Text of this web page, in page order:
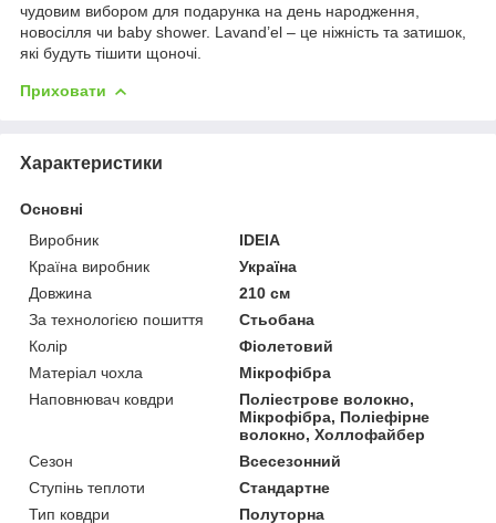
чудовим вибором для подарунка на день народження,
новосілля чи baby shower. Lavand’el – це ніжність та затишок,
які будуть тішити щоночі.
Приховати
Характеристики
Основні
Виробник
IDEIA
Країна виробник
Україна
Довжина
210 см
За технологією пошиття
Стьобана
Колір
Фіолетовий
Матеріал чохла
Мікрофібра
Наповнювач ковдри
Поліестрове волокно,
Мікрофібра, Поліефірне
волокно, Холлофайбер
Сезон
Всесезонний
Ступінь теплоти
Стандартне
Тип ковдри
Полуторна